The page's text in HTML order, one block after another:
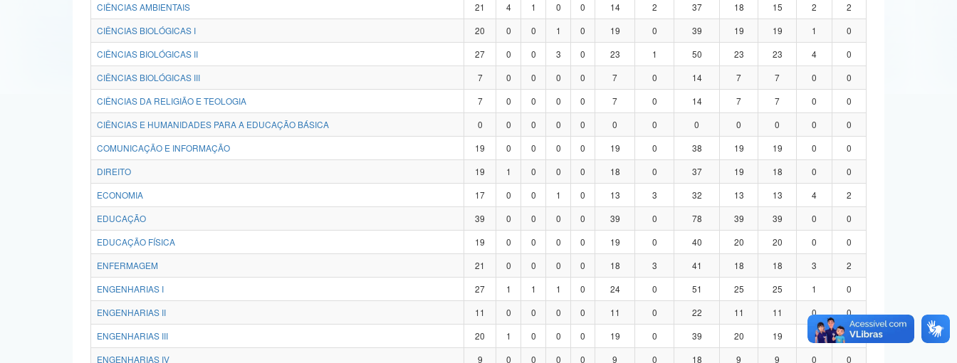
CIÊNCIAS AMBIENTAIS
21 4 1 0 0 14 2 37 18 15 2
2
CIÊNCIAS BIOLÓGICAS I
20 0 0 1 0 19 0 39 19 19 1
0
CIÊNCIAS BIOLÓGICAS II
27 0 0 3 0 23 1 50 23 23 4
0
CIÊNCIAS BIOLÓGICAS III
7 0 0 0 0 7 0 14 7 7 0
0
CIÊNCIAS DA RELIGIÃO E TEOLOGIA
7 0 0 0 0 7 0 14 7 7 0
0
CIÊNCIAS E HUMANIDADES PARA A EDUCAÇÃO BÁSICA
0 0 0 0 0 0 0 0 0 0 0
0
COMUNICAÇÃO E INFORMAÇÃO
19 0 0 0 0 19 0 38 19 19 0
0
DIREITO
19 1 0 0 0 18 0 37 19 18 0
0
ECONOMIA
17 0 0 1 0 13 3 32 13 13 4
2
EDUCAÇÃO
39 0 0 0 0 39 0 78 39 39 0
0
EDUCAÇÃO FÍSICA
19 0 0 0 0 19 0 40 20 20 0
0
ENFERMAGEM
21 0 0 0 0 18 3 41 18 18 3
2
ENGENHARIAS I
27 1 1 1 0 24 0 51 25 25 1
0
ENGENHARIAS II
11 0 0 0 0 11 0 22 11 11 0
0
ENGENHARIAS III
20 1 0 0 0 19 0 39 20 19 0
0
ENGENHARIAS IV
9 0 0 0 0 9 0 18 9 9 0
0